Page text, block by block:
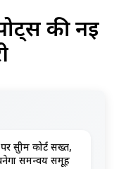
की नई
सुप्रीम कोर्ट सख्त,
समन्वय समूह